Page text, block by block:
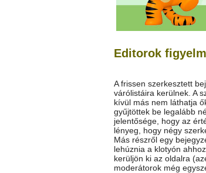
Editorok
A frissen szerkesztett
várólistáira kerülnek. A
kívül más nem láthatja
gyűjtöttek be legalább
jelentősége, hogy az
lényeg, hogy négy
Más részről egy
lehúznia a klotyón
kerüljön ki az oldalra
moderátorok még